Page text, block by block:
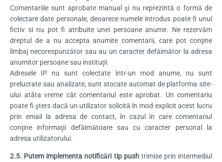
Comentariile sunt aprobate manual şi nu reprezintă o formă de
colectare date personale, deoarece numele introdus poate fi unul
fictiv si nu pot fi atribuite unei persoane anume. Ne rezervăm
dreptul de a nu accepta anumite comentarii, care pot conţine
limbaj necorespunzător sau au un caracter defăimător la adresa
anumitor persoane sau instituţii.
Adresele IP nu sunt colectate într-un mod anume, nu sunt
prelucrate sau analizate, sunt stocate automat de platforma site-
ului atâta vreme cât comentariul este aprobat. Un comentariu
poate fi şters dacă un utilizator solicită în mod explicit acest lucru
prin email la adresa de contact, în cazul în care comentariul
conţine informaţii defăimătoare sau cu caracter personal la
adresa utilizatorului.
2.5. Putem implementa notificări tip pushtrimise prin intermediul